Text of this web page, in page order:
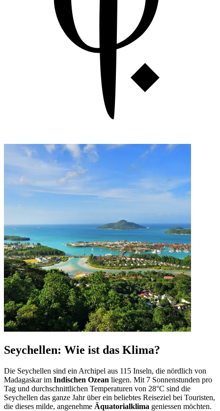
Seychellen: Wie ist das Klima?
Die Seychellen sind ein Archipel aus 115 Inseln, die nördlich von
Madagaskar im Indischen Ozean liegen. Mit 7 Sonnenstunden pro
Tag und durchschnittlichen Temperaturen von 28°C sind die
Seychellen das ganze Jahr über ein beliebtes Reiseziel bei Touristen,
die dieses milde, angenehme Äquatorialklima geniessen möchten.